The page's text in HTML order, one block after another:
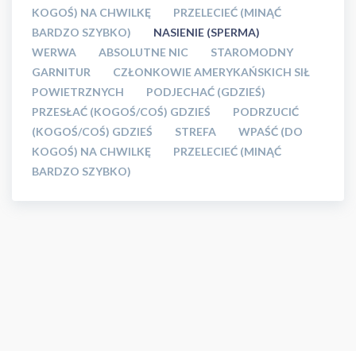
KOGOŚ) NA CHWILKĘ
PRZELECIEĆ (MINĄĆ
BARDZO SZYBKO)
NASIENIE (SPERMA)
WERWA
ABSOLUTNE NIC
STAROMODNY
GARNITUR
CZŁONKOWIE AMERYKAŃSKICH SIŁ
POWIETRZNYCH
PODJECHAĆ (GDZIEŚ)
PRZESŁAĆ (KOGOŚ/COŚ) GDZIEŚ
PODRZUCIĆ
(KOGOŚ/COŚ) GDZIEŚ
STREFA
WPAŚĆ (DO
KOGOŚ) NA CHWILKĘ
PRZELECIEĆ (MINĄĆ
BARDZO SZYBKO)